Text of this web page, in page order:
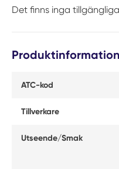
Det finns inga
Produktinformation
ATC-kod
Tillverkare
Utseende/Smak